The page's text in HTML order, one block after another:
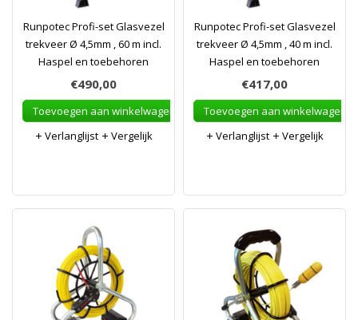
Runpotec Profi-set Glasvezel
trekveer Ø 4,5mm , 60 m incl.
Haspel en toebehoren
€490,00
Toevoegen aan winkelwagen
Verlanglijst
Vergelijk
Runpotec Profi-set Glasvezel
trekveer Ø 4,5mm , 40 m incl.
Haspel en toebehoren
€417,00
Toevoegen aan winkelwagen
Verlanglijst
Vergelijk